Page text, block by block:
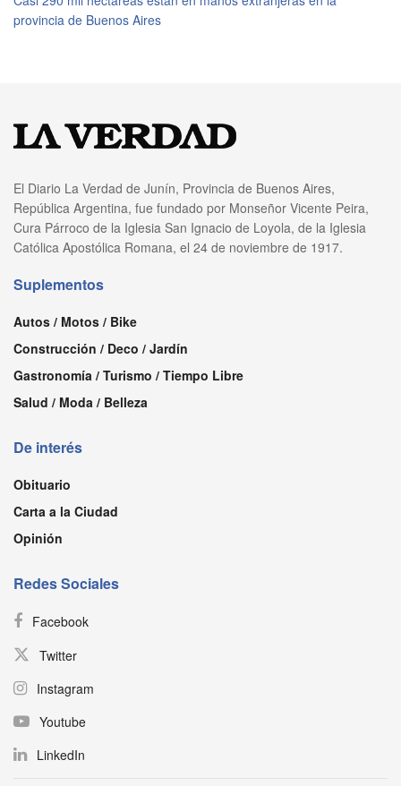
provincia de Buenos Aires
El Diario La Verdad de Junín, Provincia de Buenos Aires,
República Argentina, fue fundado por Monseñor Vicente Peira,
Cura Párroco de la Iglesia San Ignacio de Loyola, de la Iglesia
Católica Apostólica Romana, el 24 de noviembre de 1917.
Suplementos
Autos / Motos / Bike
Construcción / Deco / Jardín
Gastronomía / Turismo / Tiempo Libre
Salud / Moda / Belleza
De interés
Obituario
Carta a la Ciudad
Opinión
Redes Sociales
Facebook
Twitter
Instagram
Youtube
LinkedIn